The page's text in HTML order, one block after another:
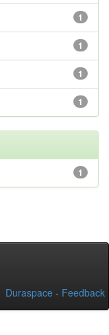
1
1
1
1
1
Duraspace - Feedback